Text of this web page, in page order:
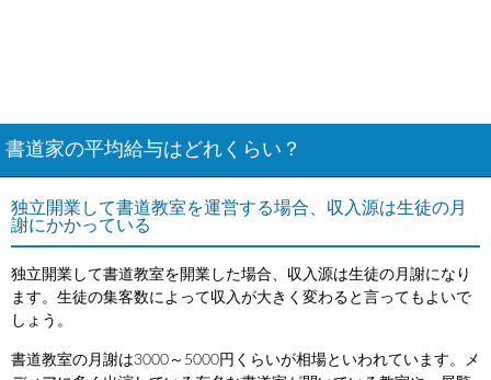
書道家の平均給与はどれくらい？
独立開業して書道教室を運営する場合、収入源は生徒の月
謝にかかっている
独立開業して書道教室を開業した場合、収入源は生徒の月謝になり
ます。生徒の集客数によって収入が大きく変わると言ってもよいで
しょう。
書道教室の月謝は3000～5000円くらいが相場といわれています。メ